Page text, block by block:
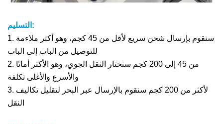
التسليم:
1. سنقوم بإرسال شحن سريع لأقل من 45 كجم، وهو أكثر ملاءمة
للتوصيل من الباب إلى الباب
2. من 45 إلى 200 كجم سنختار النقل الجوي، وهو الأكثر أمانًا
والأسرع والأغلى تكلفة
3. لأكثر من 200 كجم سنقوم بالإرسال عبر البحر لتقليل تكاليف
النقل